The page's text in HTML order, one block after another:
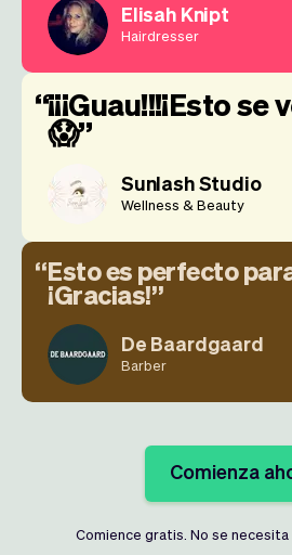
Elisah Knipt
Hairdresser
¡¡¡Guau!!!¡Esto
😱
Sunlash Studio
Wellness & Beauty
Esto es perfecto
¡Gracias!
De Baardgaard
Barber
Comienza
Comience gratis. No se